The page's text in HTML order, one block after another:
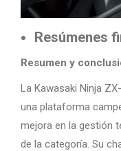
Resúmenes
Resumen y
La Kawasaki Ninja
una plataforma
mejora en la gestión
de la categoría. Su